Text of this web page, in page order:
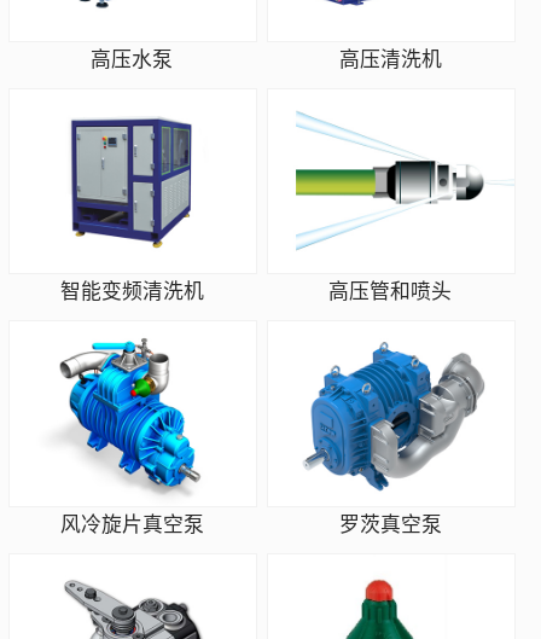
高压水泵 高压清洗机
智能变频清洗机 高压管和喷头
风冷旋片真空泵 罗茨真空泵